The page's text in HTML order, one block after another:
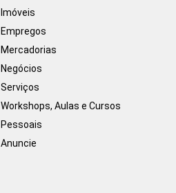
Imóveis
Empregos
Mercadorias
Negócios
Serviços
Workshops, Aulas e Cursos
Pessoais
Anuncie